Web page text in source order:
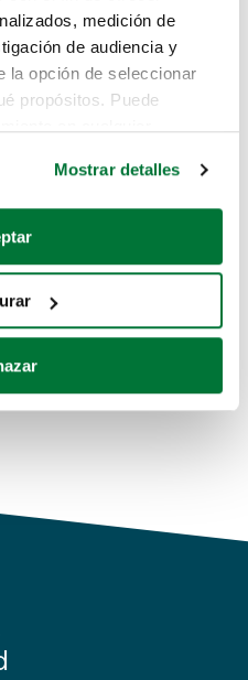
medición de
de audiencia y
la opción de seleccionar
propósitos. Puede
su ubicación geográfica
activamente
específicas (huellas
cómo se procesan sus
del sitio web con
publicidad y análisis
Mostrar detalles
aquí.
que estás
enlaces: